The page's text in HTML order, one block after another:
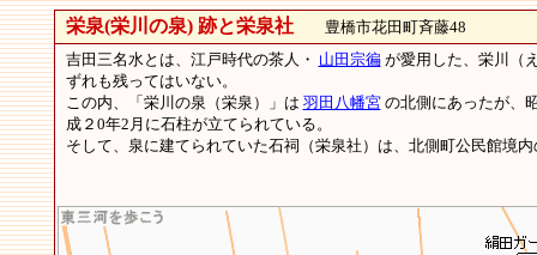
栄泉(栄川の泉) 跡と栄泉社豊橋市花田町斉藤48
吉田三名水とは、江戸時代の茶人・ 山田宗徧が愛用した、栄川（
ずれも残ってはいない。
この内、「栄川の泉（栄泉）」は 羽田八幡宮の北側にあったが、
成２0年2月に石柱が立てられている。
そして、泉に建てられていた石祠（栄泉社）は、北側町公民館境